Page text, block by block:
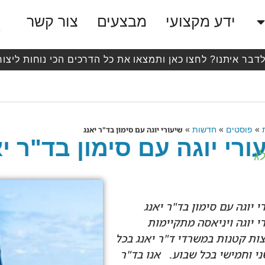
ידע מקצועי מבצעים צור קשר
לדבר איתנו? לחצו כאן ותמצאו את כל הדרכים הכי נוחות
» פוסטים » חדשות» שיעורי יוגה עם סימון בד"ר יאנג
יוגה עם סימון בד"ר
יוגה עם סימון בד"ר יאנג
יוגה ויניאסה מתקיימות
קטנות במשרדי ד"ר יאנג בכל
וחמישי בכל שבוע. אנו בד"ר